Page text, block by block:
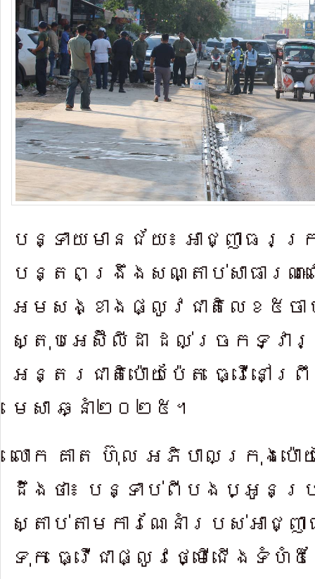
បន្ទាយមានជ័យ៖ អាជ្ញាធរក្
បន្តពង្រឹងសណ្តាប់​សាធារណៈ​
អមសង្ខាង​ផ្លូវជាតិលេ​ខ៥​ច
ស្តុបអេ​ស៊ីលីដា ដល់ច្រកទ្វា
អន្តរជាតិប៉ោយប៉ែត ធ្វើ​នៅព្
មេ​សា ឆ្នាំ២០២៥។
លោក គាត ហ៊ុល អភិ​បាលក្រុងប៉ោ
ដឹងថា៖ បន្ទាប់​ពីបងប្អូនប្
ស្តាប់តា​មការណែនាំរ​បស់អាជ្ញ
ទុក ធ្វើជាផ្លូវថ្មើជើង​ទំហំ៥